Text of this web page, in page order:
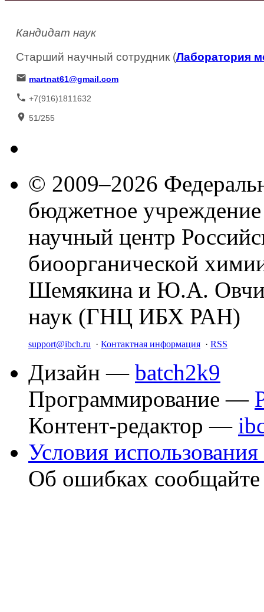
Кандидат наук
Старший научный сотрудник (Лаборатория
martnat61@gmail.com
+7(916)1811632
51/255
© 2009–2026
бюджетное
научный центр
биоорганической
Шемякина и Ю.А.
наук (ГНЦ ИБХ РАН)
support@ibch.ru · Контактная информация · RSS
Дизайн — batch2k9
Программирование —
Контент-редактор —
Условия использования
Об ошибках